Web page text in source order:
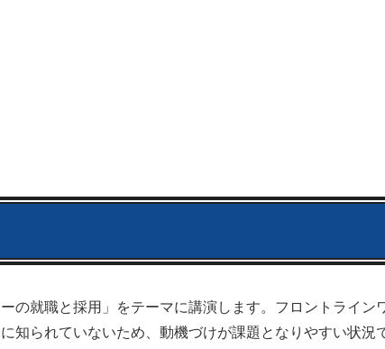
の就職と採用」をテーマに講演します。フロントライン
知られていないため、動機づけが課題となりやすい状況